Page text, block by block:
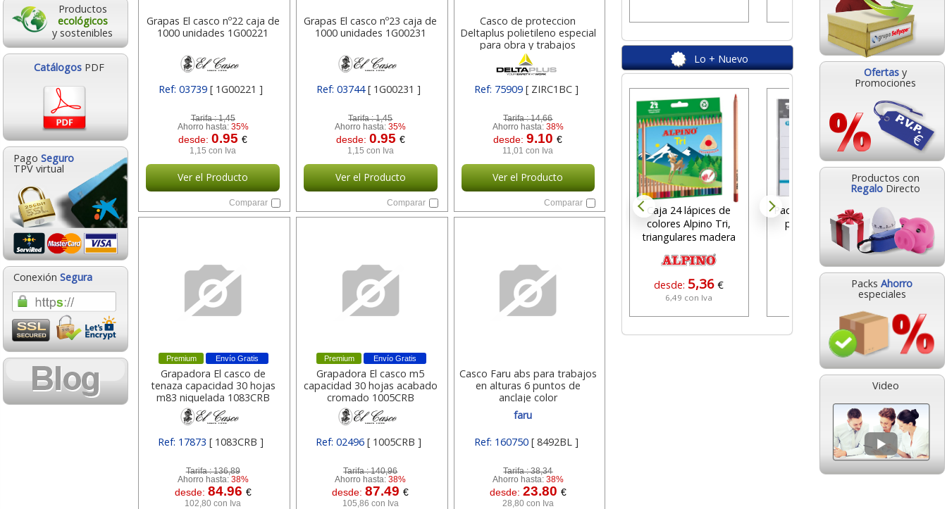
Productos
ecológicos
y sostenibles
CatálogosPDF
Pago Seguro
TPV virtual
Conexión Segura
Ofertas y
Promociones
Productos con
Regalo Directo
Packs Ahorro
especiales
Video
Grapas El casco nº22 caja de
1000 unidades 1G00221
Ref: 03739[ 1G00221 ]
Tarifa :1,45
Ahorro hasta: 35%
desde:0.95€
1,15 con Iva
Ver el Producto
Comparar
Grapas El casco nº23 caja de
1000 unidades 1G00231
Ref: 03744[ 1G00231 ]
Tarifa :1,45
Ahorro hasta:35%
desde: 0.95 €
1,15 con Iva
Ver el Producto
Comparar
Casco de proteccion
Deltaplus polietileno especial
para obra y trabajos
electricos de
Ref: 75909 [ ZIRC1BC ]
Tarifa :14,66
Ahorro hasta: 38%
desde:9.10€
11,01 con Iva
Ver el Producto
Comparar
Envío Gratis
Premium
Grapadora El casco de
tenaza capacidad 30 hojas
m83 niquelada 1083CRB
Ref: 17873[ 1083CRB ]
Tarifa :136,89
Ahorro hasta: 38%
desde: 84.96 €
102,80 con Iva
Envío Gratis
Premium
Grapadora El casco m5
capacidad 30 hojas acabado
cromado 1005CRB
Ref: 02496 [ 1005CRB ]
Tarifa :140,96
Ahorro hasta:38%
desde:87.49€
105,86 con Iva
Casco Faru abs para trabajos
en alturas 6 puntos de
anclaje color
faru
Ref: 160750 [ 8492BL ]
Tarifa :38,34
Ahorro hasta: 38%
desde: 23.80 €
28,80 con Iva
Lo + Nuevo
Caja 24 lápices de
colores Alpino Tri,
triangulares madera
desde: 5,36 €
6,49 con Iva
Pack 10 etiquetas Elba
para lomo lomera
archivadores
2,77 €